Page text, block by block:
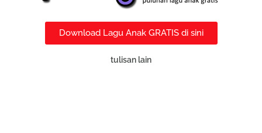
Download Lagu Anak GRATIS di sini
tulisan lain